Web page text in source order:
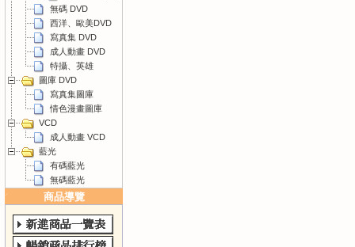
無碼 DVD
西洋、歐美DVD
寫真集 DVD
成人動畫 DVD
特攝、英雄
圖庫 DVD
寫真集圖庫
情色漫畫圖庫
VCD
成人動畫 VCD
藍光
有碼藍光
無碼藍光
商品導覽